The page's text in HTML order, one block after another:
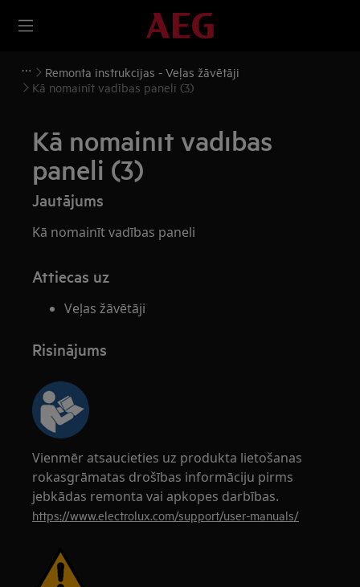
Remonta instrukcijas - Veļas žāvētāji
Kā nomainīt vadības paneli (3)
Kā nomainīt vadības
paneli (3)
Jautājums
Kā nomainīt vadības paneli
Attiecas uz
Veļas žāvētāji
Risinājums
Vienmēr atsaucieties uz produkta lietošanas
rokasgrāmatas drošības informāciju pirms
jebkādas remonta vai apkopes darbības.
https://www.electrolux.com/support/user-manuals/